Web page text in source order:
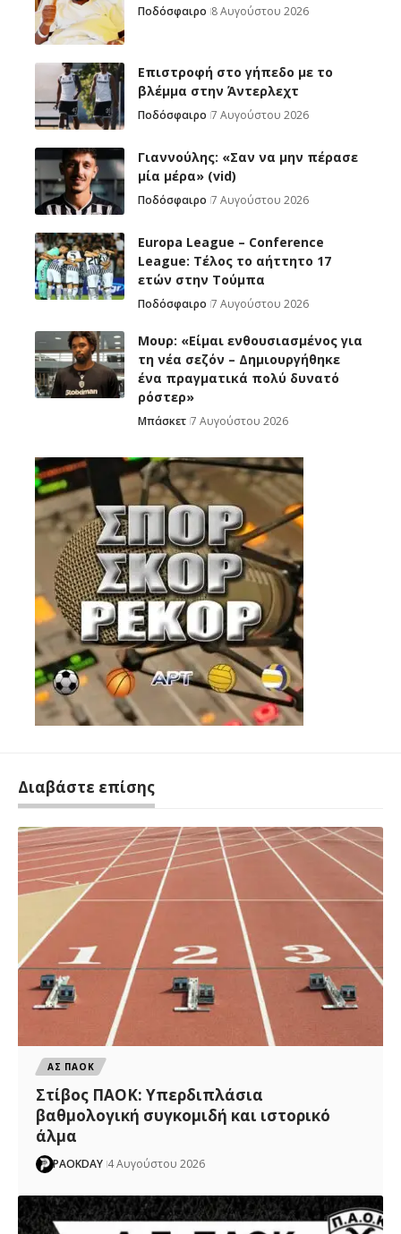
Ποδόσφαιρο 8 Αυγούστου 2026
Επιστροφή στο γήπεδο με το
βλέμμα στην Άντερλεχτ
Ποδόσφαιρο 7 Αυγούστου 2026
Γιαννούλης: «Σαν να μην πέρασε
μία μέρα» (vid)
Ποδόσφαιρο 7 Αυγούστου 2026
Europa League – Conference
League: Τέλος το αήττητο 17
ετών στην Τούμπα
Ποδόσφαιρο 7 Αυγούστου 2026
Μουρ: «Είμαι ενθουσιασμένος για
τη νέα σεζόν – Δημιουργήθηκε
ένα πραγματικά πολύ δυνατό
ρόστερ»
Μπάσκετ 7 Αυγούστου 2026
Διαβάστε επίσης
ΑΣ ΠΑΟΚ
Στίβος ΠΑΟΚ: Υπερδιπλάσια
βαθμολογική συγκομιδή και ιστορικό
άλμα
PAOKDAY 4 Αυγούστου 2026